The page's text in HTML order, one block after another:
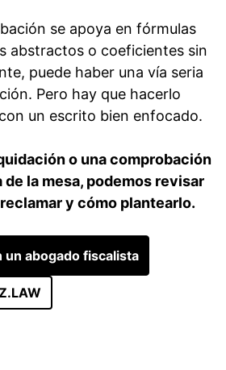
se apoya en fórmulas
abstractos o coeficientes sin
puede haber una vía seria
Pero hay que hacerlo
un escrito bien enfocado.
o una comprobación
la mesa, podemos revisar
y cómo plantearlo.
un abogado fiscalista